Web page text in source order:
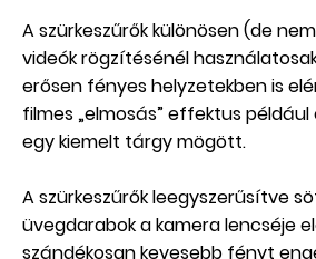
A szürkeszűrők különösen (de
videók rögzítésénél
erősen fényes helyzetekben is
filmes „elmosás” effektus
egy kiemelt tárgy mögött.
A szürkeszűrők leegyszerűsítve
üvegdarabok a kamera lencséje
szándékosan kevesebb fényt